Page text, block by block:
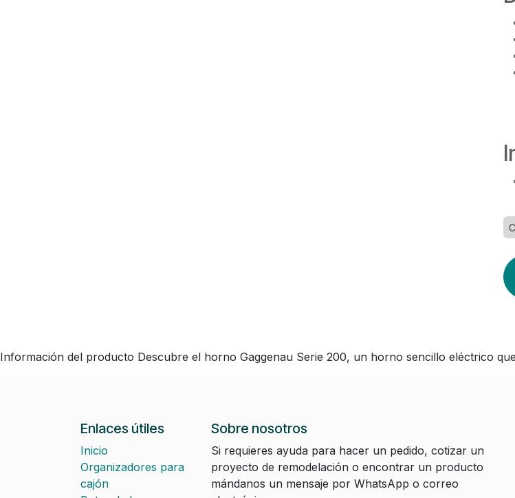
Información del producto Descubre el horno Gaggenau Serie 200, un horno sencillo eléctrico
Enlaces útiles
Inicio
Organizadores para
cajón
Sobre nosotros
Si requieres ayuda para hacer un pedido, cotizar un
proyecto de remodelación o encontrar un producto
mándanos un mensaje por WhatsApp o correo